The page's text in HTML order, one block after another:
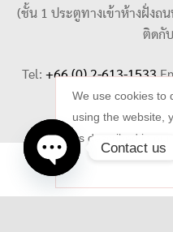
(ชั้น 1 ประตูทางเข้าห้างฝั่งถ
ติดกั
Tel: +66 (0) 2-613-1533
We use cookies to
using the website,
as described in our
Contact us
Open